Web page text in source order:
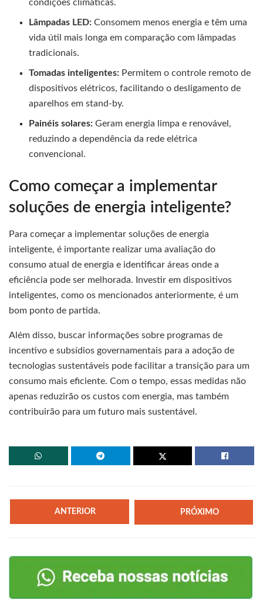
condições climáticas.
Lâmpadas LED: Consomem menos energia e têm uma
vida útil mais longa em comparação com lâmpadas
tradicionais.
Tomadas inteligentes: Permitem o controle remoto de
dispositivos elétricos, facilitando o desligamento de
aparelhos em stand-by.
Painéis solares: Geram energia limpa e renovável,
reduzindo a dependência da rede elétrica
convencional.
Como começar a implementar
soluções de energia inteligente?
Para começar a implementar soluções de energia
inteligente, é importante realizar uma avaliação do
consumo atual de energia e identificar áreas onde a
eficiência pode ser melhorada. Investir em dispositivos
inteligentes, como os mencionados anteriormente, é um
bom ponto de partida.
Além disso, buscar informações sobre programas de
incentivo e subsídios governamentais para a adoção de
tecnologias sustentáveis pode facilitar a transição para um
consumo mais eficiente. Com o tempo, essas medidas não
apenas reduzirão os custos com energia, mas também
contribuirão para um futuro mais sustentável.
ANTERIOR PRÓXIMO